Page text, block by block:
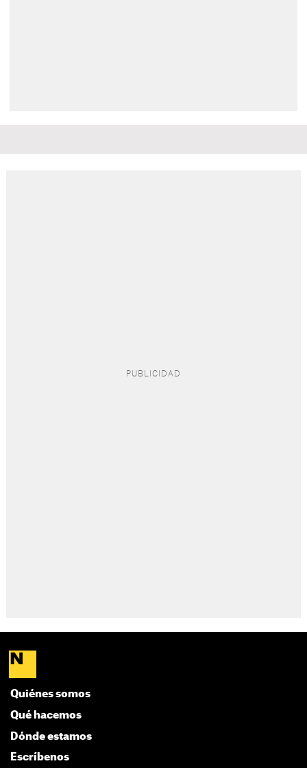
Quiénes somos
Qué hacemos
Dónde estamos
Escríbenos